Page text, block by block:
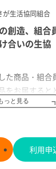
が生活協同組合
創造、組合
合いの生協
た商品・組合
をお届すると
ています。人
っと見る
利用申